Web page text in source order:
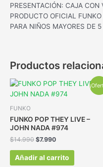
PRESENTACIÓN: CAJA CON
PRODUCTO OFICIAL FUNKO
PARA NIÑOS MAYORES DE
Productos
FUNKO
FUNKO POP THEY LIVE –
JOHN NADA #974
$14.990 $7.990
Añadir al carrito